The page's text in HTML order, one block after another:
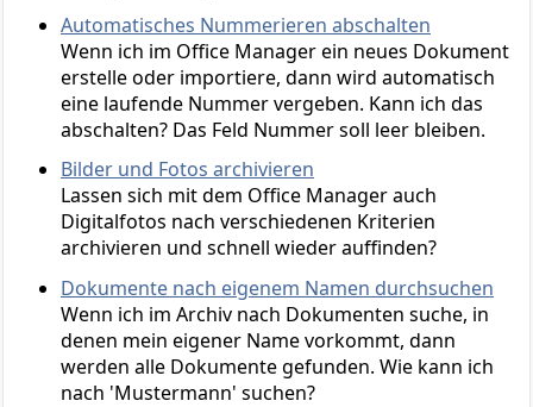
Automatisches Nummerieren abschalten
Wenn ich im Office Manager ein neues Dokument
erstelle oder importiere, dann wird automatisch
eine laufende Nummer vergeben. Kann ich das
abschalten? Das Feld Nummer soll leer bleiben.
Bilder und Fotos archivieren
Lassen sich mit dem Office Manager auch
Digitalfotos nach verschiedenen Kriterien
archivieren und schnell wieder auffinden?
Dokumente nach eigenem Namen durchsuchen
Wenn ich im Archiv nach Dokumenten suche, in
denen mein eigener Name vorkommt, dann
werden alle Dokumente gefunden. Wie kann ich
nach 'Mustermann' suchen?